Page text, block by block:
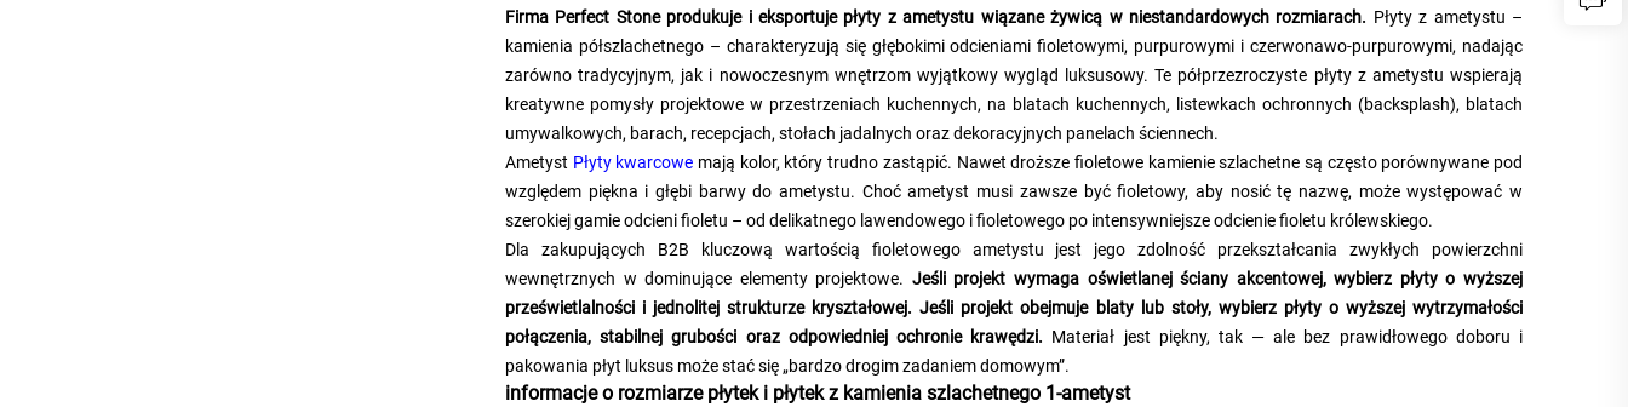
Firma Perfect Stone produkuje i eksportuje płyty z ametystu wiązane żywicą w niestandardowych rozmiarach. Płyty z ametystu –
kamienia półszlachetnego – charakteryzują się głębokimi odcieniami fioletowymi, purpurowymi i czerwonawo-purpurowymi, nadając
zarówno tradycyjnym, jak i nowoczesnym wnętrzom wyjątkowy wygląd luksusowy. Te półprzezroczyste płyty z ametystu wspierają
kreatywne pomysły projektowe w przestrzeniach kuchennych, na blatach kuchennych, listewkach ochronnych (backsplash), blatach
umywalkowych, barach, recepcjach, stołach jadalnych oraz dekoracyjnych panelach ściennech.
Ametyst Płyty kwarcowe mają kolor, który trudno zastąpić. Nawet droższe fioletowe kamienie szlachetne są często porównywane pod
względem piękna i głębi barwy do ametystu. Choć ametyst musi zawsze być fioletowy, aby nosić tę nazwę, może występować w
szerokiej gamie odcieni fioletu – od delikatnego lawendowego i fioletowego po intensywniejsze odcienie fioletu królewskiego.
Dla zakupujących B2B kluczową wartością fioletowego ametystu jest jego zdolność przekształcania zwykłych powierzchni
wewnętrznych w dominujące elementy projektowe. Jeśli projekt wymaga oświetlanej ściany akcentowej, wybierz płyty o wyższej
prześwietlalności i jednolitej strukturze kryształowej. Jeśli projekt obejmuje blaty lub stoły, wybierz płyty o wyższej wytrzymałości
połączenia, stabilnej grubości oraz odpowiedniej ochronie krawędzi. Materiał jest piękny, tak — ale bez prawidłowego doboru i
pakowania płyt luksus może stać się „bardzo drogim zadaniem domowym”.
informacje o rozmiarze płytek i płytek z kamienia szlachetnego 1-ametyst